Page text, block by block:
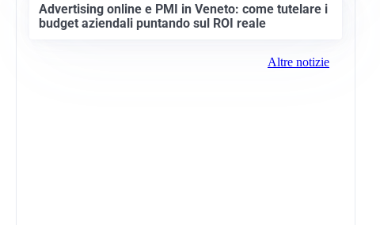
Advertising online e PMI in Veneto: come tutelare i
budget aziendali puntando sul ROI reale
Altre notizie